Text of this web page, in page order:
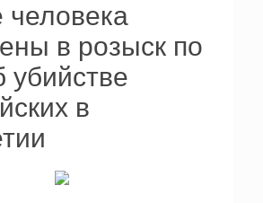
человека
в розыск по
убийстве
в